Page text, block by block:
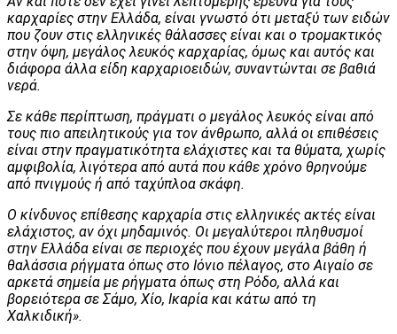
καρχαρίες στην Ελλάδα, είναι γνωστό ότι μεταξύ των ειδών
που ζουν στις ελληνικές θάλασσες είναι και ο τρομακτικός
στην όψη, μεγάλος λευκός καρχαρίας, όμως και αυτός και
διάφορα άλλα είδη καρχαριοειδών, συναντώνται σε βαθιά
νερά.
Σε κάθε περίπτωση, πράγματι ο μεγάλος λευκός είναι από
τους πιο απειλητικούς για τον άνθρωπο, αλλά οι επιθέσεις
είναι στην πραγματικότητα ελάχιστες και τα θύματα, χωρίς
αμφιβολία, λιγότερα από αυτά που κάθε χρόνο θρηνούμε
από πνιγμούς ή από ταχύπλοα σκάφη.
Ο κίνδυνος επίθεσης καρχαρία στις ελληνικές ακτές είναι
ελάχιστος, αν όχι μηδαμινός. Οι μεγαλύτεροι πληθυσμοί
στην Ελλάδα είναι σε περιοχές που έχουν μεγάλα βάθη ή
θαλάσσια ρήγματα όπως στο Ιόνιο πέλαγος, στο Αιγαίο σε
αρκετά σημεία με ρήγματα όπως στη Ρόδο, αλλά και
βορειότερα σε Σάμο, Χίο, Ικαρία και κάτω από τη
Χαλκιδική».